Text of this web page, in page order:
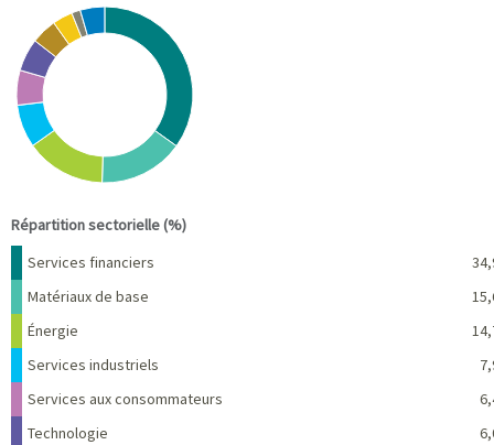
Chart
Pie chart with 10 slices.
View as data table, Chart
Répartition sectorielle (%)
Nom Pourcentage
Services financiers
Matériaux de base
Énergie
Services industriels
Services aux consommateurs
Technologie